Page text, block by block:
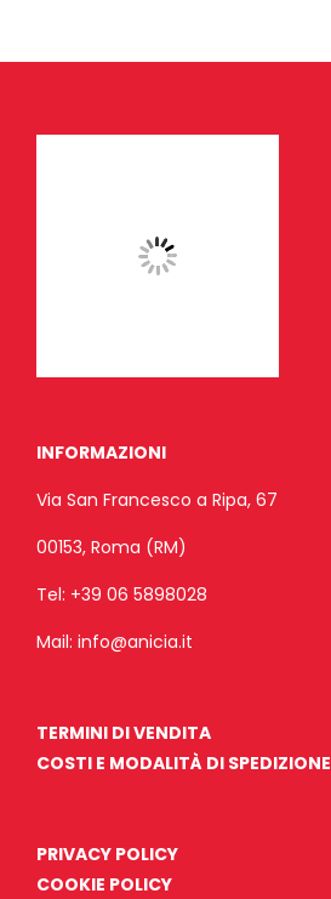
INFORMAZIONI
Via San Francesco a Ripa, 67
00153, Roma (RM)
Tel: +39 06 5898028
Mail: info@anicia.it
TERMINI DI VENDITA
COSTI E MODALITÀ DI SPEDIZIONE
PRIVACY POLICY
COOKIE POLICY